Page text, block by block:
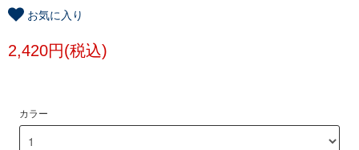
お気に入り
2,420円(税込)
カラー